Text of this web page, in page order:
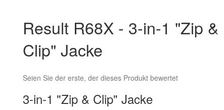
Result R68X - 3-in-1 "Zip &
Clip" Jacke
Seien Sie der erste, der dieses Produkt bewertet
3-in-1 "Zip & Clip" Jacke